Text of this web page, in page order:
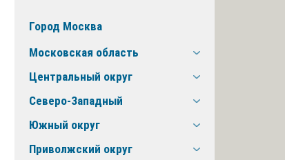
Город Москва
Московская область
Центральный округ
Северо-Западный
Южный округ
Приволжский округ